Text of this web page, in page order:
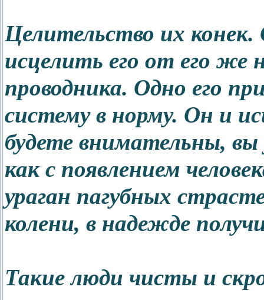
Целительство их
исцелить его от его же
проводника. Одно его
систему в норму. Он и
будете внимательны,
как с появлением
ураган пагубных
колени, в надежде
Такие люди чисты и